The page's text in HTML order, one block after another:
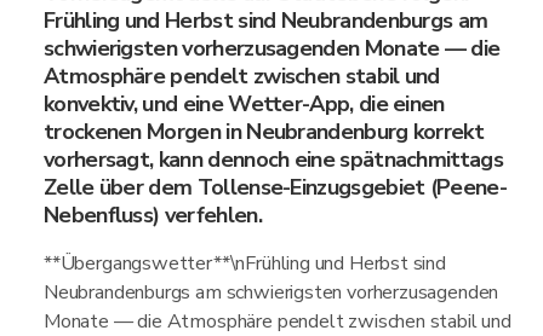
Frühling und Herbst sind Neubrandenburgs am
schwierigsten vorherzusagenden Monate — die
Atmosphäre pendelt zwischen stabil und
konvektiv, und eine Wetter-App, die einen
trockenen Morgen in Neubrandenburg korrekt
vorhersagt, kann dennoch eine spätnachmittags
Zelle über dem Tollense-Einzugsgebiet (Peene-
Nebenfluss) verfehlen.
**Übergangswetter**\nFrühling und Herbst sind
Neubrandenburgs am schwierigsten vorherzusagenden
Monate — die Atmosphäre pendelt zwischen stabil und